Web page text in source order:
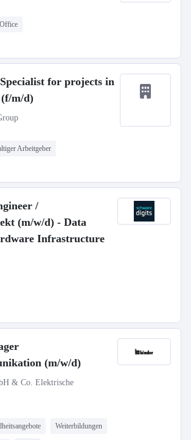
for projects in
m/d)
Arbeitgeber
/
(m/w/d) - Data
Infrastructure
(m/w/d)
& Co. Elektrische
Weiterbildungen